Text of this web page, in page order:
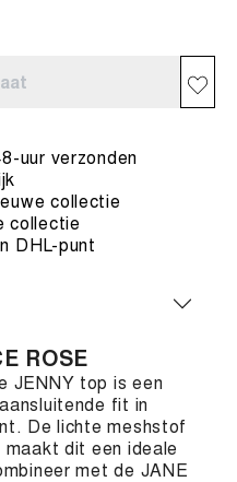
uur verzonden
collectie
collectie
DHL-punt
ROSE
JENNY top is een
fit in
De lichte meshstof
maakt dit een ideale
met de JANE